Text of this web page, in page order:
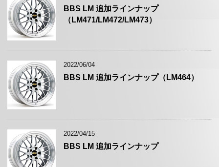
BBS LM 追加ラインナップ
（LM471/LM472/LM473）
2022/06/04
BBS LM 追加ラインナップ（LM464）
2022/04/15
BBS LM 追加ラインナップ